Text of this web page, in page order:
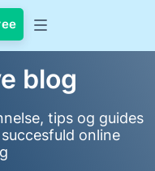
blog
tips og guides
online